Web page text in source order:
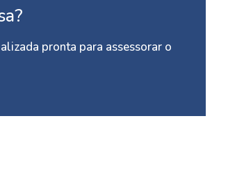
pronta para assessorar o